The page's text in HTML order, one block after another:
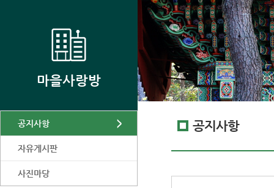
마을사랑방
공지사항
자유게시판
사진마당
공지사항